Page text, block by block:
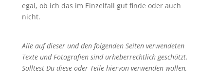
egal, ob ich das im Einzelfall gut finde oder auch
nicht.
Alle auf dieser und den folgenden Seiten verwendeten
Texte und Fotografien sind urheberrechtlich geschützt.
Solltest Du diese oder Teile hiervon verwenden wollen,